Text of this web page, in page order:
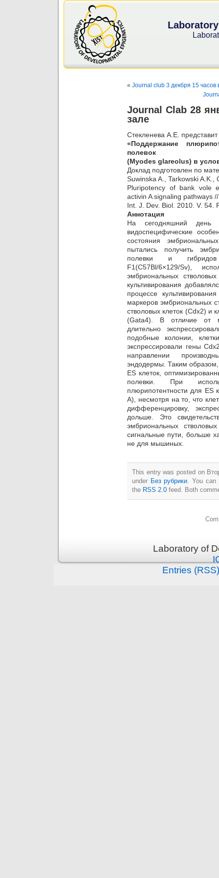
« Journal club 3 декбря 15
Journal Clab 28
зале
Стекленева А.Е.
«Поддержание
полевок
(Myodes glareolus) в
Доклад подготовлен по
Suwinska A., Tarkowski A.K.,
Pluripotency of bank vole
activin A signaling pathways //
Int. J. Dev. Biol. 2010. V. 54.
Аннотация
На сегодняшний день
видоспецифические
состояния
пытались получить
полевки и
F1(C57Bl/6×129/Sv),
эмбриональных
культивирования
процессе
маркеров эмбриональных
стволовых клеток (Cdx2) и
(Gata4). В отличие от
длительно
подобные колонии,
экспрессировали гены
направлении
эндодермы. Таким
ES клеток,
полевки. При
плюрипотентности для ES
А), несмотря на то, что
дифференцировку,
дольше. Это
эмбриональных
сигнальные пути, больше
не для мышиных.
This entry was posted on
under Без рубрики . You
the RSS 2.0 feed. Both
Laboratory of
Entries (RSS)